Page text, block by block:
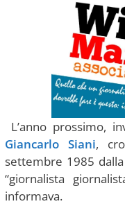
L’anno prossimo,
Giancarlo Siani,
settembre 1985
“giornalista
informava.